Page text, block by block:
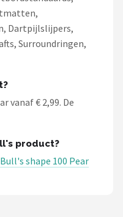
Dartpijlslijpers,
Surroundringen,
vanaf € 2,99. De
product?
Bull's shape 100 Pear